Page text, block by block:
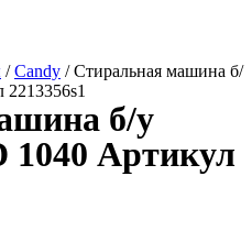
/Candy / Стиральная машина б/
б/у
1040 Артикул